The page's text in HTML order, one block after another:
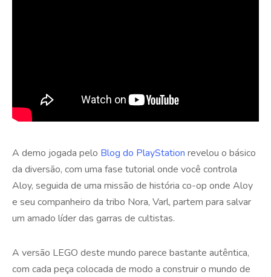
A demo jogada pelo Blog do PlayStation revelou o básico
da diversão, com uma fase tutorial onde você controla
Aloy, seguida de uma missão de história co-op onde Aloy
e seu companheiro da tribo Nora, Varl, partem para salvar
um amado líder das garras de cultistas.
A versão LEGO deste mundo parece bastante autêntica,
com cada peça colocada de modo a construir o mundo de